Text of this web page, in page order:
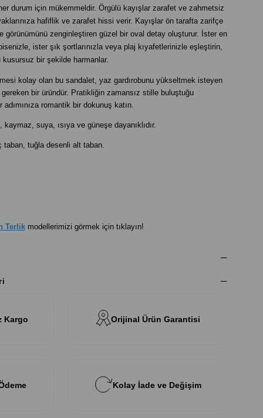
durum için mükemmeldir. Örgülü kayışlar zarafet ve zahmetsiz
hafiflik ve zarafet hissi verir. Kayışlar ön tarafta zarifçe
görünümünü zenginleştiren güzel bir oval detay oluşturur. İster en
ister şık şortlarınızla veya plaj kıyafetlerinizle eşleştirin,
kusursuz bir şekilde harmanlar.
kolay olan bu sandalet, yaz gardırobunu yükseltmek isteyen
bir üründür. Pratikliğin zamansız stille buluştuğu
romantik bir dokunuş katın.
kaymaz, suya, ısıya ve güneşe dayanıklıdır.
taban, tuğla desenli alt taban.
Terlik modellerimizi görmek için tıklayın!
Kargo Orijinal Ürün Garantisi
Kolay İade ve Değişim